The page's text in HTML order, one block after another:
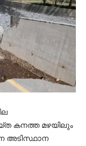
കനത്ത മഴയിലും
അടിസ്ഥാന